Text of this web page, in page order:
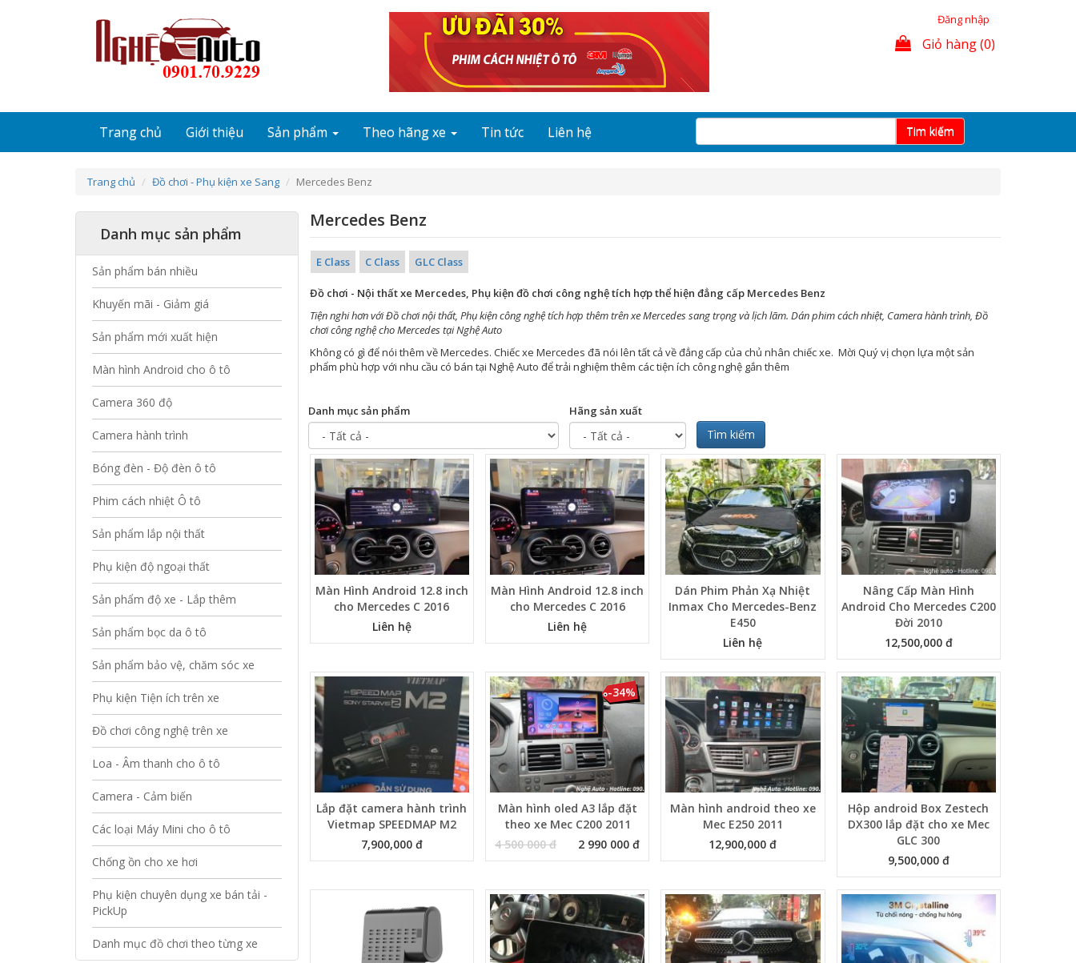
Đăng nhập
Giỏ hàng (0)
Trang chủ Giới thiệu Sản phẩm Theo hãng xe Tin tức Liên hệ Tim kiếm
Trang chủ Đồ chơi - Phụ kiện xe Sang Mercedes Benz
Danh mục sản phẩm
Sản phẩm bán nhiều
Khuyến mãi - Giảm giá
Sản phẩm mới xuất hiện
Màn hình Android cho ô tô
Camera 360 độ
Camera hành trình
Bóng đèn - Độ đèn ô tô
Phim cách nhiệt Ô tô
Sản phẩm lắp nội thất
Phụ kiện độ ngoại thất
Sản phẩm độ xe - Lắp thêm
Sản phẩm bọc da ô tô
Sản phẩm bảo vệ, chăm sóc xe
Phụ kiện Tiện ích trên xe
Đồ chơi công nghệ trên xe
Loa - Âm thanh cho ô tô
Camera - Cảm biến
Các loại Máy Mini cho ô tô
Chống ồn cho xe hơi
Phụ kiện chuyên dụng xe bán tải -
PickUp
Danh mục đồ chơi theo từng xe
Mercedes Benz
E Class C Class GLC Class
Đồ chơi - Nội thất xe Mercedes, Phụ kiện đồ chơi công nghệ tích hợp thể hiện đẳng cấp Mercedes Benz
Tiện nghi hơn với Đồ chơi nội thất, Phụ kiện công nghệ tích hợp thêm trên xe Mercedes sang trọng và lịch lãm. Dán phim cách nhiệt, Camera hành trình, Đồ
chơi công nghệ cho Mercedes tại Nghệ Auto
Không có gì để nói thêm về Mercedes. Chiếc xe Mercedes đã nói lên tất cả về đẳng cấp của chủ nhân chiếc xe. Mời Quý vị chọn lựa một sản
phẩm phù hợp với nhu cầu có bán tại Nghệ Auto để trải nghiệm thêm các tiện ích công nghệ gắn thêm
Danh mục sản phẩm Hãng sản xuất
Tìm kiếm
Màn Hình Android 12.8 inch
cho Mercedes C 2016
Liên hệ
Màn Hình Android 12.8 inch
cho Mercedes C 2016
Liên hệ
Dán Phim Phản Xạ Nhiệt
Inmax Cho Mercedes-Benz
E450
Liên hệ
Nâng Cấp Màn Hình
Android Cho Mercedes C200
Đời 2010
12,500,000 đ
Lắp đặt camera hành trình
Vietmap SPEEDMAP M2
7,900,000 đ
Màn hình oled A3 lắp đặt
theo xe Mec C200 2011
4 500 000 đ
2 990 000 đ
-34%
Màn hình android theo xe
Mec E250 2011
12,900,000 đ
Hộp android Box Zestech
DX300 lắp đặt cho xe Mec
GLC 300
9,500,000 đ